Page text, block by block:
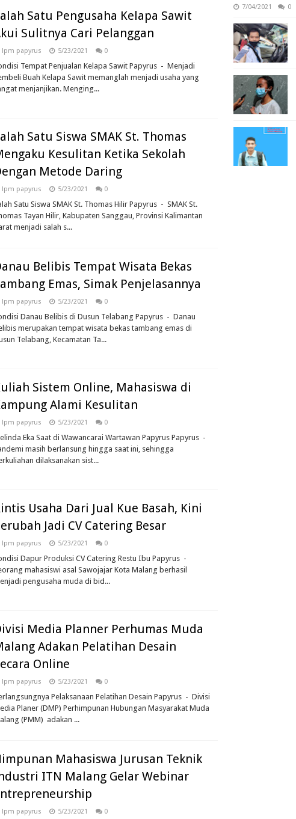
Satu Pengusaha Kelapa Sawit
Sulitnya Cari Pelanggan
lpm papyrus 5/23/2021 0
Tempat Penjualan Kelapa Sawit Papyrus - Menjadi
Buah Kelapa Sawit memanglah menjadi usaha yang
menjanjikan. Menging...
Satu Siswa SMAK St. Thomas
Kesulitan Ketika Sekolah
Metode Daring
lpm papyrus 5/23/2021 0
Satu Siswa SMAK St. Thomas Hilir Papyrus - SMAK St.
Tayan Hilir, Kabupaten Sanggau, Provinsi Kalimantan
menjadi salah s...
Belibis Tempat Wisata Bekas
Emas, Simak Penjelasannya
lpm papyrus 5/23/2021 0
Danau Belibis di Dusun Telabang Papyrus - Danau
merupakan tempat wisata bekas tambang emas di
Telabang, Kecamatan Ta...
Sistem Online, Mahasiswa di
Alami Kesulitan
lpm papyrus 5/23/2021 0
Eka Saat di Wawancarai Wartawan Papyrus Papyrus -
masih berlansung hingga saat ini, sehingga
dilaksanakan sist...
Usaha Dari Jual Kue Basah, Kini
Jadi CV Catering Besar
lpm papyrus 5/23/2021 0
Dapur Produksi CV Catering Restu Ibu Papyrus -
mahasiswi asal Sawojajar Kota Malang berhasil
pengusaha muda di bid...
Media Planner Perhumas Muda
Adakan Pelatihan Desain
Online
lpm papyrus 5/23/2021 0
Pelaksanaan Pelatihan Desain Papyrus - Divisi
Planer (DMP) Perhimpunan Hubungan Masyarakat Muda
(PMM) adakan ...
Mahasiswa Jurusan Teknik
ITN Malang Gelar Webinar
lpm papyrus 5/23/2021 0
7/04/2021 0